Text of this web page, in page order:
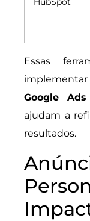
Essas
implementar
Google
ajudam a
resultados.